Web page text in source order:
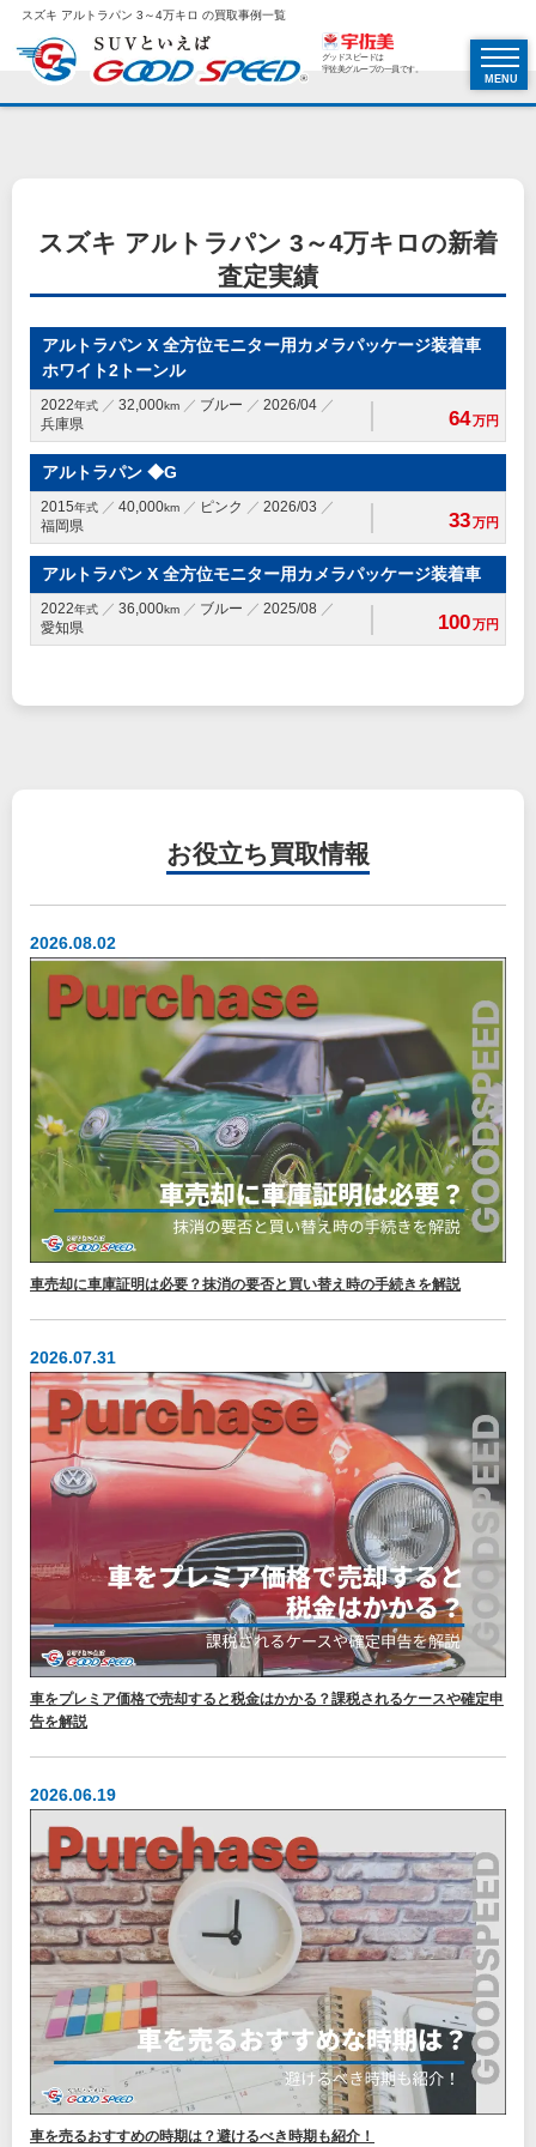
スズキ アルトラパン 3～4万キロ の買取事例一覧
グッドスピードは
宇佐美グループの一員です。
MENU
スズキ アルトラパン 3～4万キロの新着
査定実績
アルトラパン X 全方位モニター用カメラパッケージ装着車
ホワイト2トーンル
2022年式 32,000km ブルー
2026/04
兵庫県
64万円
アルトラパン ◆G
2015年式 40,000km ピンク
2026/03
福岡県
33万円
アルトラパン X 全方位モニター用カメラパッケージ装着車
2022年式 36,000km ブルー
2025/08
愛知県
100万円
お役立ち 買取情報
2026.08.02
車売却に車庫証明は必要？抹消の要否と買い替え時の手続きを解説
2026.07.31
車をプレミア価格で売却すると税金はかかる？課税されるケースや確定申
告を解説
2026.06.19
車を売るおすすめの時期は？避けるべき時期も紹介！